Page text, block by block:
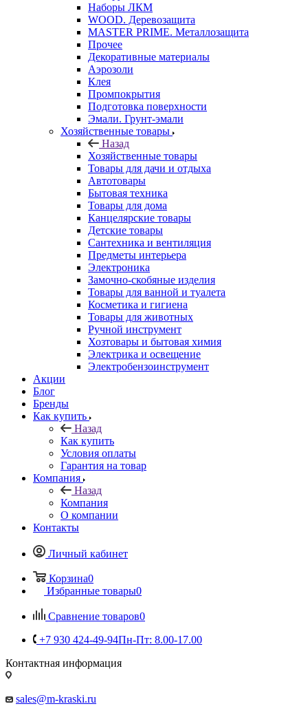
Наборы ЛКМ
WOOD. Деревозащита
MASTER PRIME. Металлозащита
Прочее
Декоративные материалы
Аэрозоли
Клея
Промпокрытия
Подготовка поверхности
Эмали. Грунт-эмали
Хозяйственные товары
Назад
Хозяйственные товары
Товары для дачи и отдыха
Автотовары
Бытовая техника
Товары для дома
Канцелярские товары
Детские товары
Сантехника и вентиляция
Предметы интерьера
Электроника
Замочно-скобяные изделия
Товары для ванной и туалета
Косметика и гигиена
Товары для животных
Ручной инструмент
Хозтовары и бытовая химия
Электрика и освещение
Электробензоинструмент
Акции
Блог
Бренды
Как купить
Назад
Как купить
Условия оплаты
Гарантия на товар
Компания
Назад
Компания
О компании
Контакты
Личный кабинет
Корзина0
Избранные товары0
Сравнение товаров0
+7 930 424-49-94Пн-Пт: 8.00-17.00
Контактная информация
sales@m-kraski.ru